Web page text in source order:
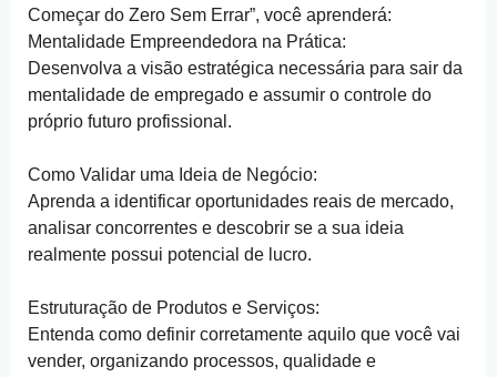
Começar do Zero Sem Errar”, você aprenderá:
Mentalidade Empreendedora na Prática:
Desenvolva a visão estratégica necessária para sair da
mentalidade de empregado e assumir o controle do
próprio futuro profissional.
Como Validar uma Ideia de Negócio:
Aprenda a identificar oportunidades reais de mercado,
analisar concorrentes e descobrir se a sua ideia
realmente possui potencial de lucro.
Estruturação de Produtos e Serviços:
Entenda como definir corretamente aquilo que você vai
vender, organizando processos, qualidade e